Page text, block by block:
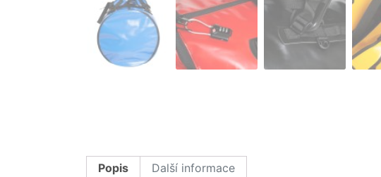
Popis Další informace